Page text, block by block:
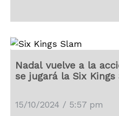
Nadal vuelve a la
se jugará la Six Kings
15/10/2024 / 5:57 pm